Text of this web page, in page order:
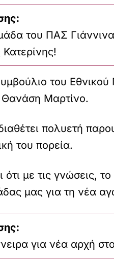
του ΠΑΣ
του
Μαρτίνο.
πολυετή
του πορεία.
ότι με τις γνώσεις,
μας για τη νέα
για νέα αρχή